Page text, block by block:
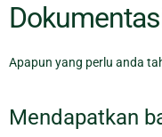
Apapun yang perlu anda
Mendapatkan